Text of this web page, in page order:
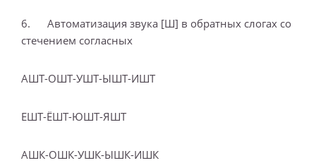
6. Автоматизация звука [Ш] в обратных слогах со
стечением согласных
АШТ-ОШТ-УШТ-ЫШТ-ИШТ
ЕШТ-ЁШТ-ЮШТ-ЯШТ
АШК-ОШК-УШК-ЫШК-ИШК